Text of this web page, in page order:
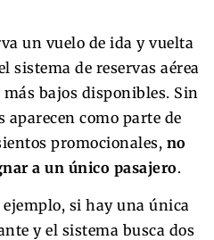
un vuelo de ida y vuelta
sistema de reservas aérea
bajos disponibles. Sin
aparecen como parte de
promocionales, no
a un único pasajero.
ejemplo, si hay una única
y el sistema busca dos